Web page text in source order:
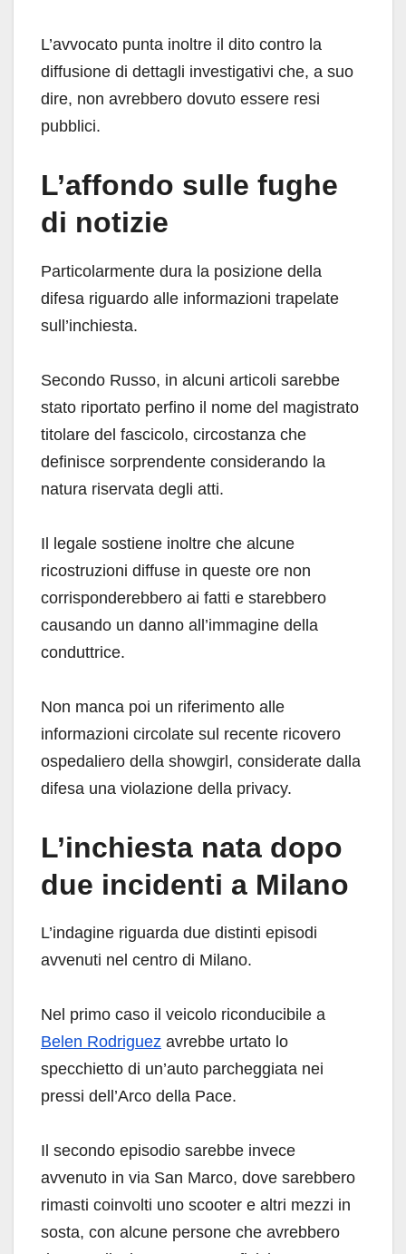
L’avvocato punta inoltre il dito contro la
diffusione di dettagli investigativi che, a suo
dire, non avrebbero dovuto essere resi
pubblici.
L’affondo sulle fughe
di notizie
Particolarmente dura la posizione della
difesa riguardo alle informazioni trapelate
sull’inchiesta.
Secondo Russo, in alcuni articoli sarebbe
stato riportato perfino il nome del magistrato
titolare del fascicolo, circostanza che
definisce sorprendente considerando la
natura riservata degli atti.
Il legale sostiene inoltre che alcune
ricostruzioni diffuse in queste ore non
corrisponderebbero ai fatti e starebbero
causando un danno all’immagine della
conduttrice.
Non manca poi un riferimento alle
informazioni circolate sul recente ricovero
ospedaliero della showgirl, considerate dalla
difesa una violazione della privacy.
L’inchiesta nata dopo
due incidenti a Milano
L’indagine riguarda due distinti episodi
avvenuti nel centro di Milano.
Nel primo caso il veicolo riconducibile a
Belen Rodriguez avrebbe urtato lo
specchietto di un’auto parcheggiata nei
pressi dell’Arco della Pace.
Il secondo episodio sarebbe invece
avvenuto in via San Marco, dove sarebbero
rimasti coinvolti uno scooter e altri mezzi in
sosta, con alcune persone che avrebbero